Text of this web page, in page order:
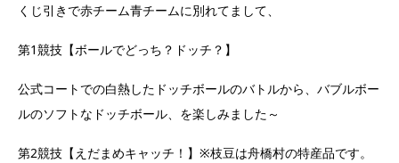
くじ引きで赤チーム青チームに別れてまして、
第1競技【ボールでどっち？ドッチ？】
公式コートでの白熱したドッチボールのバトルから、バブルボー
ルのソフトなドッチボール、を楽しみました～
第2競技【えだまめキャッチ！】※枝豆は舟橋村の特産品です。